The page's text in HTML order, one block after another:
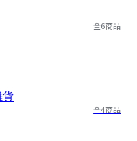
全6商品
全4商品